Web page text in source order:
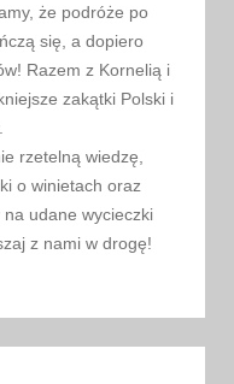
że podróże po
się, a dopiero
Razem z Kornelią i
zakątki Polski i
rzetelną wiedzę,
o winietach oraz
udane wycieczki
z nami w drogę!